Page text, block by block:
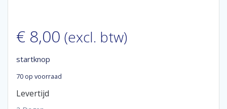
€ 8,00 (excl. btw)
startknop
70 op voorraad
Levertijd